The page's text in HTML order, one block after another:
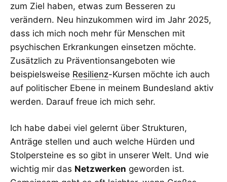
zum Ziel haben, etwas zum Besseren zu
verändern. Neu hinzukommen wird im Jahr 2025,
dass ich mich noch mehr für Menschen mit
psychischen Erkrankungen einsetzen möchte.
Zusätzlich zu Präventionsangeboten wie
beispielsweise Resilienz-Kursen möchte ich auch
auf politischer Ebene in meinem Bundesland aktiv
werden. Darauf freue ich mich sehr.
Ich habe dabei viel gelernt über Strukturen,
Anträge stellen und auch welche Hürden und
Stolpersteine es so gibt in unserer Welt. Und wie
wichtig mir das Netzwerken geworden ist.